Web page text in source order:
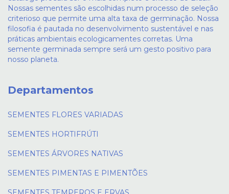
Nossas sementes são escolhidas num processo de seleção
criterioso que permite uma alta taxa de germinação. Nossa
filosofia é pautada no desenvolvimento sustentável e nas
práticas ambientais ecologicamentes corretas. Uma
semente germinada sempre será um gesto positivo para
nosso planeta.
Departamentos
SEMENTES FLORES VARIADAS
SEMENTES HORTIFRÚTI
SEMENTES ÁRVORES NATIVAS
SEMENTES PIMENTAS E PIMENTÕES